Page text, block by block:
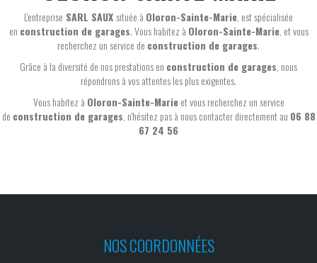
L'entreprise SARL SAUX située à Oloron-Sainte-Marie , est spécialisée
en construction de garages. Vous habitez à Oloron-Sainte-Marie, et vous
recherchez un service de construction de garages.
Grâce à la diversité de nos prestations en construction de garages , nous
répondrons à vos attentes les plus exigentes.
Vous habitez à Oloron-Sainte-Marieet vous recherchez un service
de construction de garages , n'hésitez pas à nous contacter directement au 06 88
67 24 56
NOS COORDONNÉES